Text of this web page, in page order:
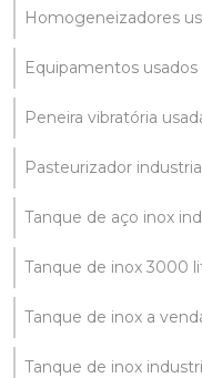
Homogeneizadores
Equipamentos
Peneira vibratória
Pasteurizador
Tanque de aço inox
Tanque de inox 3000
Tanque de inox a
Tanque de inox